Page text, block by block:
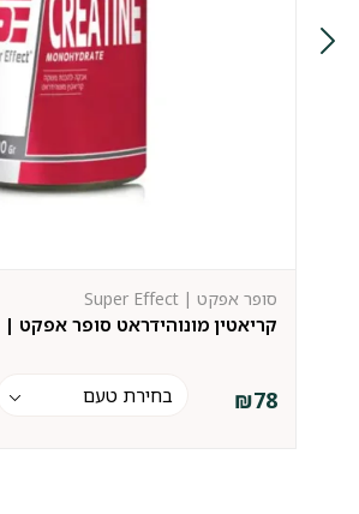
קריאטין מונוהידראט סופר אפקט | Supper Effect
סופר אפקט | Super Effect
₪78